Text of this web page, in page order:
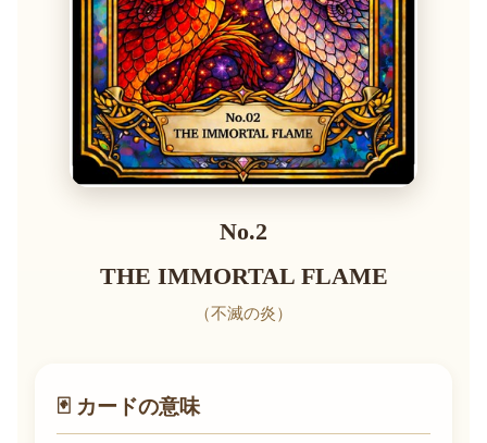
No.2
THE IMMORTAL FLAME
（不滅の炎）
🃏 カードの意味